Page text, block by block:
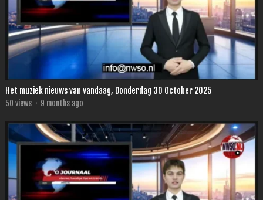
Het muziek nieuws van vandaag, Donderdag 30 October 2025
50 views · 9 months ago